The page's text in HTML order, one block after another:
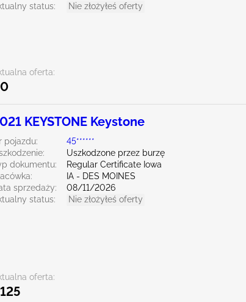
status:
Nie złożyłeś oferty
oferta:
KEYSTONE Keystone
pojazdu:
45******
Uszkodzone przez burzę
dokumentu:
Regular Certificate Iowa
IA - DES MOINES
sprzedaży:
08/11/2026
status:
Nie złożyłeś oferty
oferta: